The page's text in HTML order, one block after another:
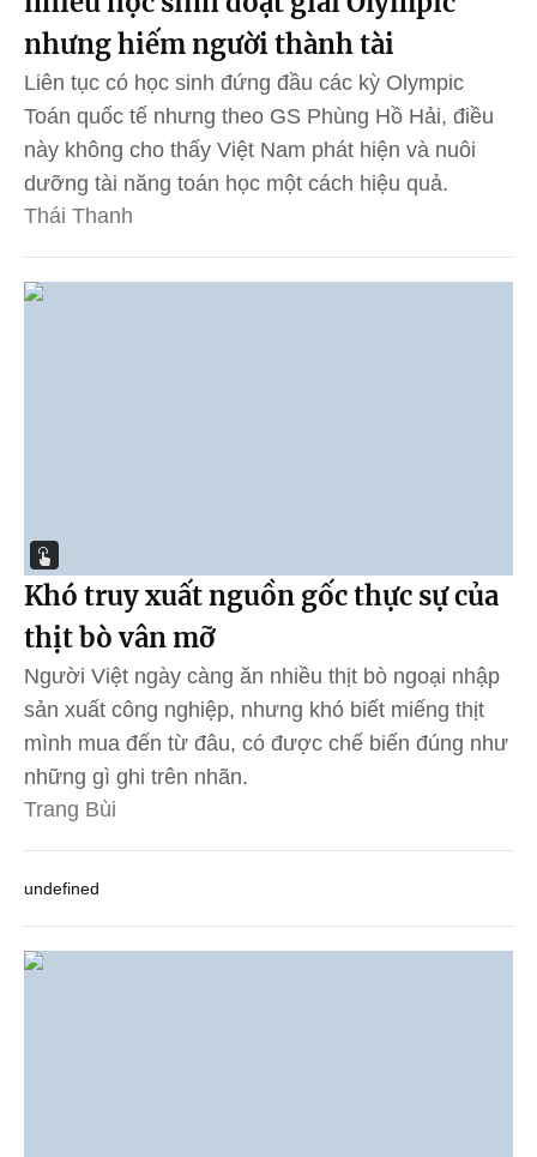
nhưng hiếm người thành tài
Liên tục có học sinh đứng đầu các kỳ Olympic
Toán quốc tế nhưng theo GS Phùng Hồ Hải, điều
này không cho thấy Việt Nam phát hiện và nuôi
dưỡng tài năng toán học một cách hiệu quả.
Thái Thanh
Khó truy xuất nguồn gốc thực sự của
thịt bò vân mỡ
Người Việt ngày càng ăn nhiều thịt bò ngoại nhập
sản xuất công nghiệp, nhưng khó biết miếng thịt
mình mua đến từ đâu, có được chế biến đúng như
những gì ghi trên nhãn.
Trang Bùi
undefined